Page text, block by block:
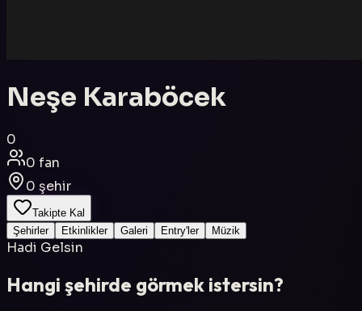
Neşe Karaböcek
0
0 fan
0 şehir
Takipte Kal
Şehirler
Etkinlikler Galeri Entry'ler Müzik
Hadi Gelsin
Hangi şehirde görmek istersin?